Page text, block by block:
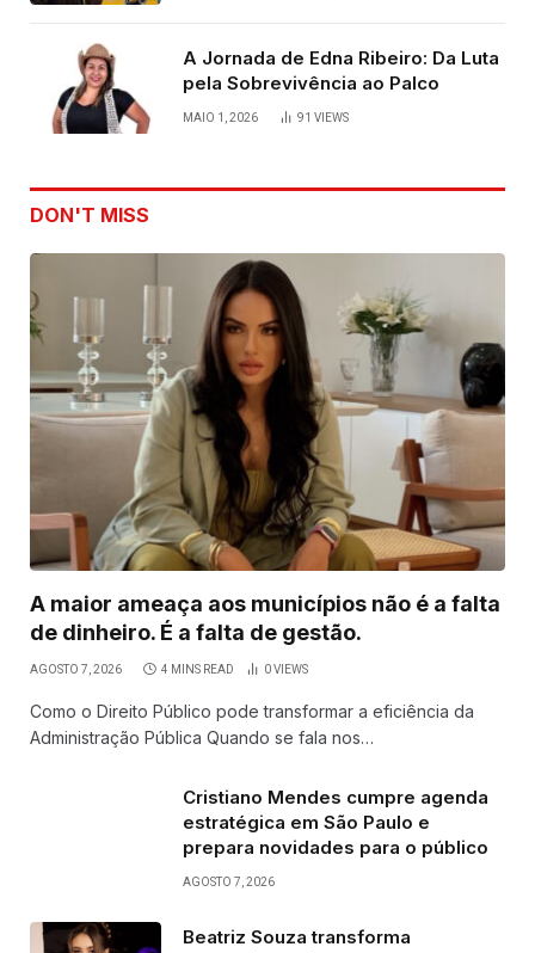
A Jornada de Edna Ribeiro: Da Luta
pela Sobrevivência ao Palco
MAIO 1, 2026 91 VIEWS
DON'T MISS
A maior ameaça aos municípios não é a falta
de dinheiro. É a falta de gestão.
AGOSTO 7, 2026 4 MINS READ 0VIEWS
Como o Direito Público pode transformar a eficiência da
Administração Pública Quando se fala nos…
Cristiano Mendes cumpre agenda
estratégica em São Paulo e
prepara novidades para o público
AGOSTO 7, 2026
Beatriz Souza transforma